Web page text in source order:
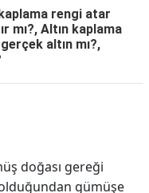
rengi atar
mı?, Altın kaplama
altın mı?,
doğası gereği
gümüşe